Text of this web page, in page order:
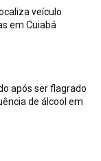
veículo
em Cuiabá
após ser flagrado
de álcool em